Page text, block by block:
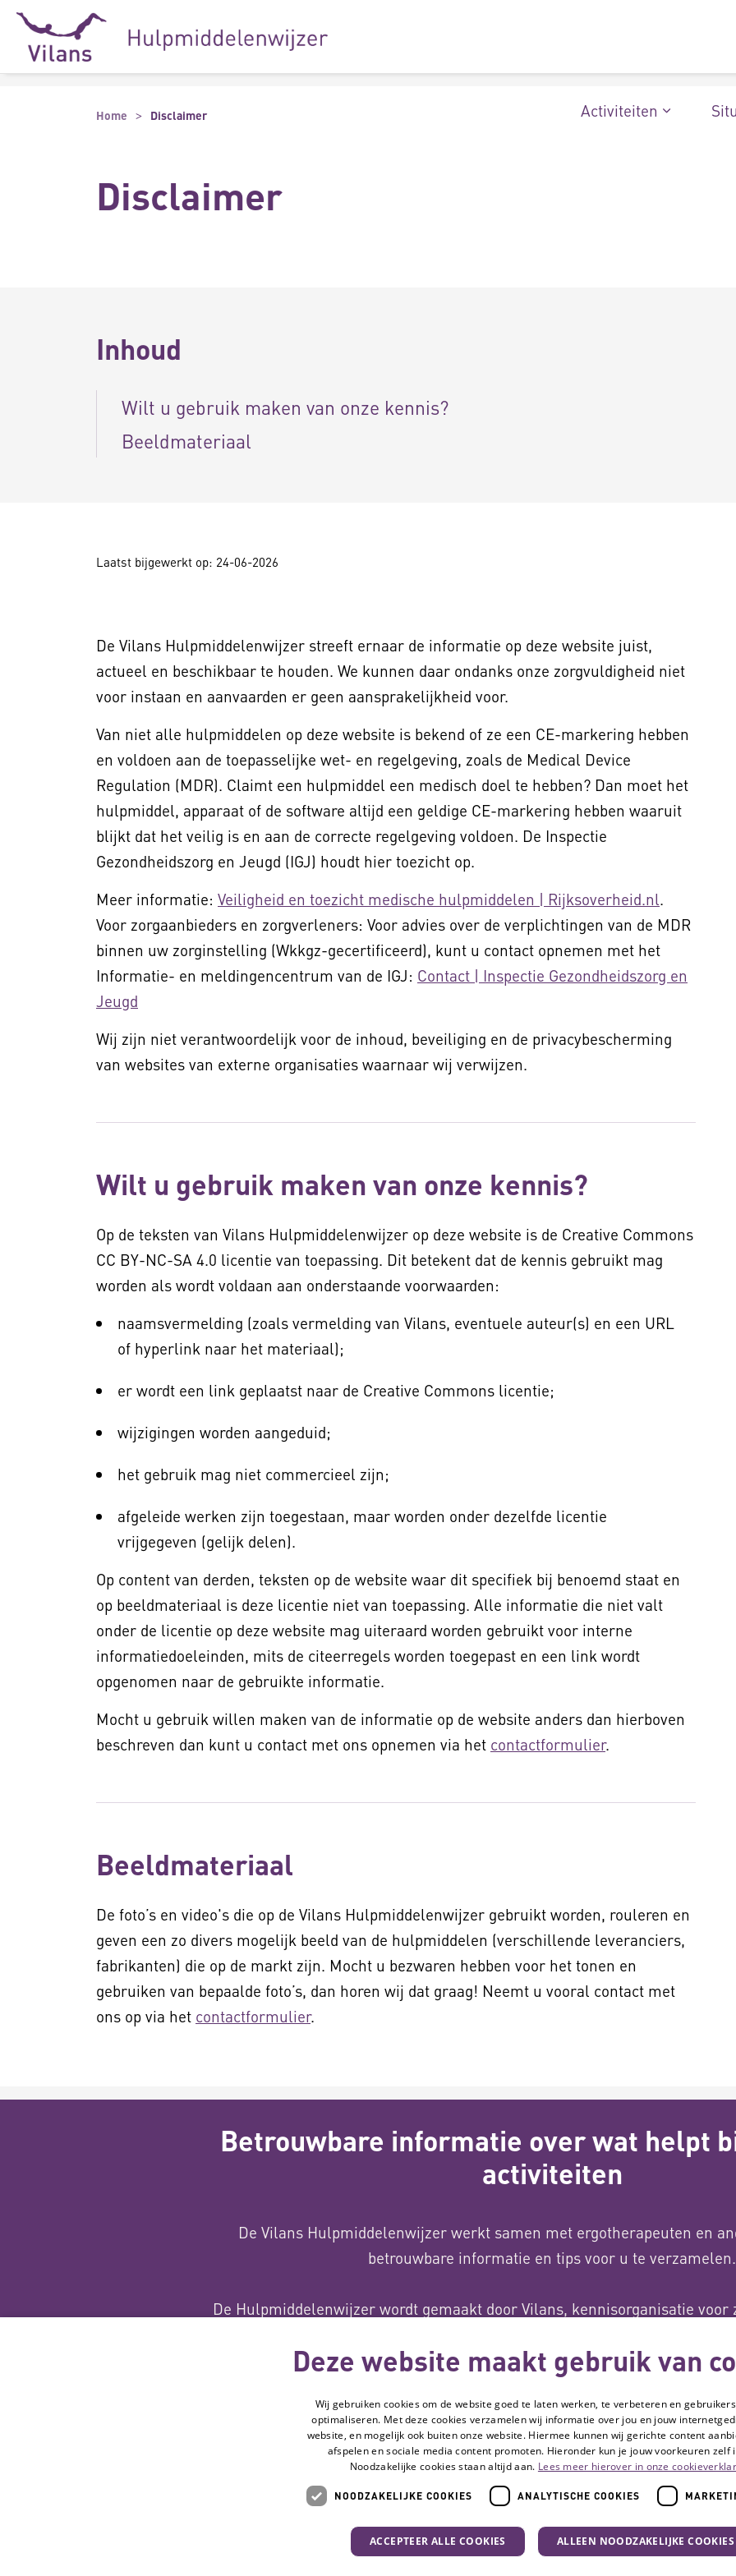
Naar hoofdinhoud
Naar footer
Activiteiten
Home Disclaimer
Disclaimer
Inhoud
Wilt u gebruik maken van onze kennis?
Beeldmateriaal
Laatst bijgewerkt op: 24-06-2026
De Vilans Hulpmiddelenwijzer streeft ernaar de informatie op deze website juist,
actueel en beschikbaar te houden. We kunnen daar ondanks onze zorgvuldigheid niet
voor instaan en aanvaarden er geen aansprakelijkheid voor.
Van niet alle hulpmiddelen op deze website is bekend of ze een CE-markering hebben
en voldoen aan de toepasselijke wet- en regelgeving, zoals de Medical Device
Regulation (MDR). Claimt een hulpmiddel een medisch doel te hebben? Dan moet het
hulpmiddel, apparaat of de software altijd een geldige CE-markering hebben waaruit
blijkt dat het veilig is en aan de correcte regelgeving voldoen. De Inspectie
Gezondheidszorg en Jeugd (IGJ) houdt hier toezicht op.
Meer informatie: Veiligheid en toezicht medische hulpmiddelen | Rijksoverheid.nl.
Voor zorgaanbieders en zorgverleners: Voor advies over de verplichtingen van de MDR
binnen uw zorginstelling (Wkkgz-gecertificeerd), kunt u contact opnemen met het
Informatie- en meldingencentrum van de IGJ: Contact | Inspectie Gezondheidszorg en
Jeugd
Wij zijn niet verantwoordelijk voor de inhoud, beveiliging en de privacybescherming
van websites van externe organisaties waarnaar wij verwijzen.
Wilt u gebruik maken van onze kennis?
Op de teksten van Vilans Hulpmiddelenwijzer op deze website is de Creative Commons
CC BY-NC-SA 4.0 licentie van toepassing. Dit betekent dat de kennis gebruikt mag
worden als wordt voldaan aan onderstaande voorwaarden:
naamsvermelding (zoals vermelding van Vilans, eventuele auteur(s) en een URL
of hyperlink naar het materiaal);
er wordt een link geplaatst naar de Creative Commons licentie;
wijzigingen worden aangeduid;
het gebruik mag niet commercieel zijn;
afgeleide werken zijn toegestaan, maar worden onder dezelfde licentie
vrijgegeven (gelijk delen).
Op content van derden, teksten op de website waar dit specifiek bij benoemd staat en
op beeldmateriaal is deze licentie niet van toepassing. Alle informatie die niet valt
onder de licentie op deze website mag uiteraard worden gebruikt voor interne
informatiedoeleinden, mits de citeerregels worden toegepast en een link wordt
opgenomen naar de gebruikte informatie.
Mocht u gebruik willen maken van de informatie op de website anders dan hierboven
beschreven dan kunt u contact met ons opnemen via het contactformulier.
Beeldmateriaal
De foto’s en video's die op de Vilans Hulpmiddelenwijzer gebruikt worden, rouleren en
geven een zo divers mogelijk beeld van de hulpmiddelen (verschillende leveranciers,
fabrikanten) die op de markt zijn. Mocht u bezwaren hebben voor het tonen en
gebruiken van bepaalde foto’s, dan horen wij dat graag! Neemt u vooral contact met
ons op via het contactformulier.
Betrouwbare informatie over wat helpt
activiteiten
De Vilans Hulpmiddelenwijzer werkt samen met ergotherapeuten en
betrouwbare informatie en tips voor u te verzamelen.
De Hulpmiddelenwijzer wordt gemaakt door Vilans, kennisorganisatie voor
Over ons
Volg de Hulpmiddelenwijzer:
Deze website maakt gebruik van
Wij gebruiken cookies om de website goed te laten werken, te verbeteren en
optimaliseren. Met deze cookies verzamelen wij informatie over jou en jouw
website, en mogelijk ook buiten onze website. Hiermee kunnen wij gerichte content
afspelen en sociale media content promoten. Hieronder kun je jouw voorkeuren zelf
Noodzakelijke cookies staan altijd aan. Lees meer hierover in onze
NOODZAKELIJKE COOKIES ANALYTISCHE COOKIES
ACCEPTEER ALLE COOKIES ALLEEN NOODZAKELIJKE COOKIES